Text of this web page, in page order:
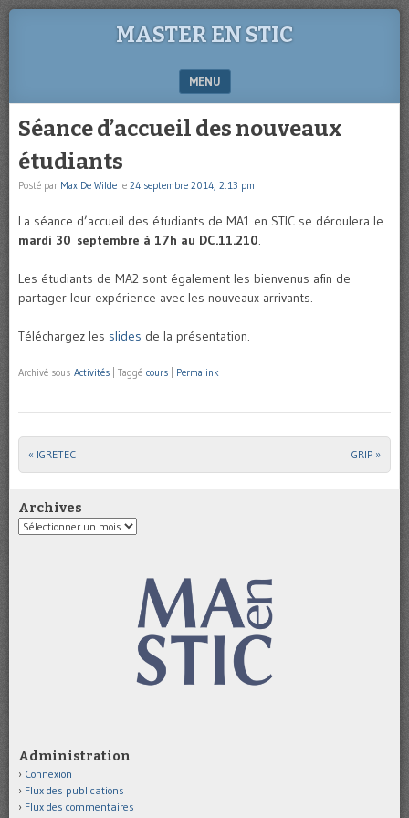
MASTER EN STIC
MENU
SKIP TO CONTENT
Séance d’accueil des nouveaux
étudiants
Posté par Max De Wilde le 24 septembre 2014, 2:13 pm
La séance d’accueil des étudiants de MA1 en STIC se déroulera le
mardi 30 septembre à 17h au DC.11.210.
Les étudiants de MA2 sont également les bienvenus afin de
partager leur expérience avec les nouveaux arrivants.
Téléchargez les slides de la présentation.
Archivé sous Activités Taggé cours Permalink
Post navigation
« IGRETEC GRIP »
Archives
Archives
Administration
Connexion
Flux des publications
Flux des commentaires